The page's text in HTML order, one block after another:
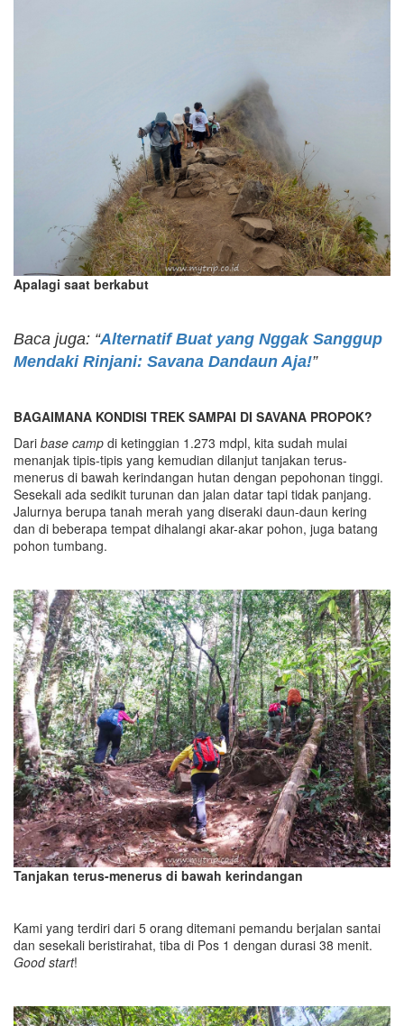
Apalagi saat berkabut
Baca juga: “Alternatif Buat yang Nggak Sanggup
Mendaki Rinjani: Savana Dandaun Aja!”
BAGAIMANA KONDISI TREK SAMPAI DI SAVANA PROPOK?
Dari base camp di ketinggian 1.273 mdpl, kita sudah mulai
menanjak tipis-tipis yang kemudian dilanjut tanjakan terus-
menerus di bawah kerindangan hutan dengan pepohonan tinggi.
Sesekali ada sedikit turunan dan jalan datar tapi tidak panjang.
Jalurnya berupa tanah merah yang diseraki daun-daun kering
dan di beberapa tempat dihalangi akar-akar pohon, juga batang
pohon tumbang.
Tanjakan terus-menerus di bawah kerindangan
Kami yang terdiri dari 5 orang ditemani pemandu berjalan santai
dan sesekali beristirahat, tiba di Pos 1 dengan durasi 38 menit.
Good start!